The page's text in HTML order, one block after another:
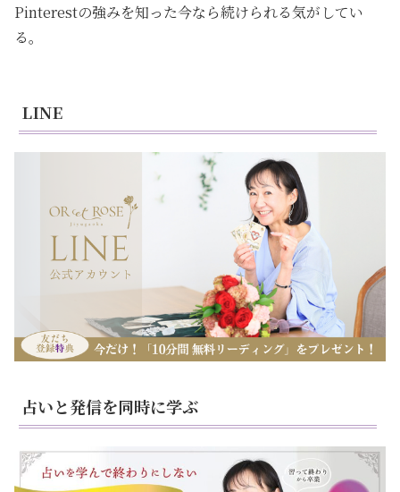
Pinterestの強みを知った今なら続けられる気がしてい
る。
LINE
占いと発信を同時に学ぶ